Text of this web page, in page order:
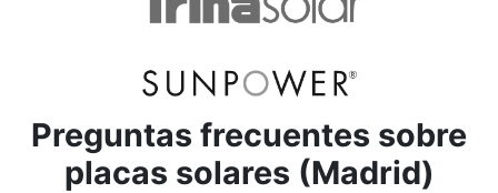
Preguntas frecuentes sobre
placas solares (Madrid)